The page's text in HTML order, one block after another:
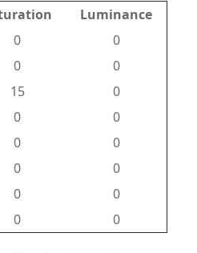
Luminance
0
0
0
0
15
0
0
0
0
0
0
0
0
0
0 0